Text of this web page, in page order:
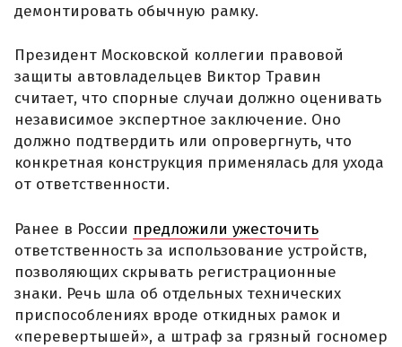
демонтировать обычную рамку.
Президент Московской коллегии правовой
защиты автовладельцев Виктор Травин
считает, что спорные случаи должно оценивать
независимое экспертное заключение. Оно
должно подтвердить или опровергнуть, что
конкретная конструкция применялась для ухода
от ответственности.
Ранее в России предложили ужесточить
ответственность за использование устройств,
позволяющих скрывать регистрационные
знаки. Речь шла об отдельных технических
приспособлениях вроде откидных рамок и
«перевертышей», а штраф за грязный госномер